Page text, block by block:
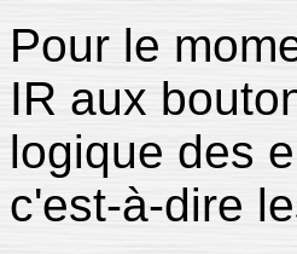
Pour le
IR aux
logique des
c'est-à-dire